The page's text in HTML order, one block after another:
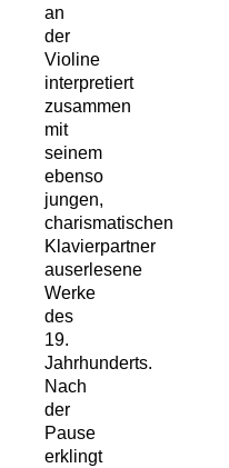
an
der
Violine
interpretiert
zusammen
mit
seinem
ebenso
jungen,
charismatischen
Klavierpartner
auserlesene
Werke
des
19.
Jahrhunderts.
Nach
der
Pause
erklingt